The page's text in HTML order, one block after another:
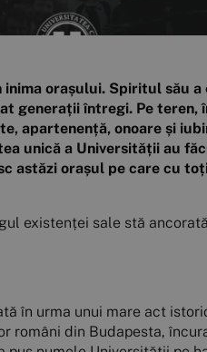
inima orașului. Spiritul
generații întregi. Pe teren,
apartenență, onoare și
unică a Universității au
orașul pe care cu
existenței sale stă
în urma unui mare act
români din Budapesta,